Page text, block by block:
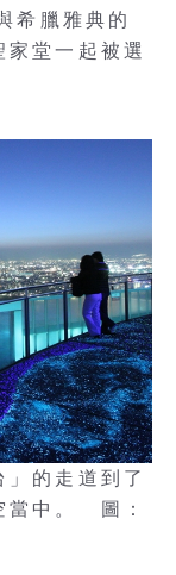
希臘雅典的
堂一起被選
的走道到了
當中。 圖：